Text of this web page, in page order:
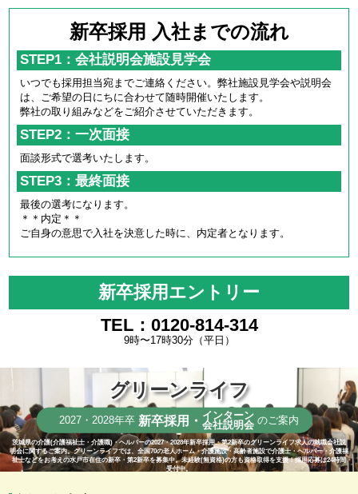
新卒採用 入社までの流れ
STEP1：会社説明会施設見学会
いつでも採用担当宛までご連絡ください。弊社施設見学会や説明会
は、ご希望の日にちに合わせて随時開催いたします。
弊社の取り組みなどをご紹介させていただきます。
STEP2：一次面接
面談形式で選考いたします。
STEP3：最終面接
最後の選考になります。
＊＊内定＊＊
ご自身の意思で入社を決意した時に、内定者となります。
新卒採用エントリー
TEL：0120-814-314
9時〜17時30分（平日）
グリーンライフ
2027・2028年卒 新卒採用・ インターン
会社説明会 のご案内
茨城県の介護(介護福祉士・介護職)・ヘルパーの2027・2028年新卒採用・第2新卒のグリーンライフ求人の就職会社説
明会に関するご案内。グリーンライフでは、全国70の老人ホーム・介護施設・高齢者施設で介護士・ヘルパー・介護福
祉士などをお考えの水戸市在住の新卒・第2新卒を募集中。未経験(無資格)の方も資格取得を支援！採用応募は24時間
受付中。